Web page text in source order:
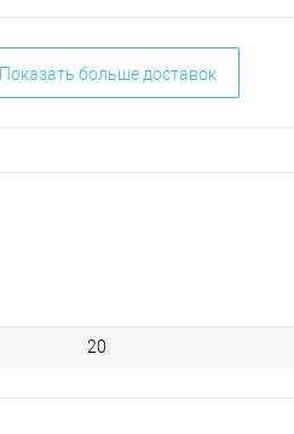
Показать больше доставок
20